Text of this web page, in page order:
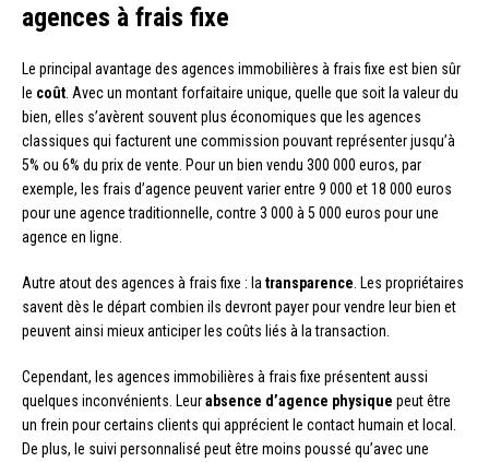
agences à frais fixe
Le principal avantage des agences immobilières à frais fixe est bien sûr
le coût . Avec un montant forfaitaire unique, quelle que soit la valeur du
bien, elles s’avèrent souvent plus économiques que les agences
classiques qui facturent une commission pouvant représenter jusqu’à
5% ou 6% du prix de vente. Pour un bien vendu 300 000 euros, par
exemple, les frais d’agence peuvent varier entre 9 000 et 18 000 euros
pour une agence traditionnelle, contre 3 000 à 5 000 euros pour une
agence en ligne.
Autre atout des agences à frais fixe : la transparence . Les propriétaires
savent dès le départ combien ils devront payer pour vendre leur bien et
peuvent ainsi mieux anticiper les coûts liés à la transaction.
Cependant, les agences immobilières à frais fixe présentent aussi
quelques inconvénients. Leurabsence d’agence physique peut être
un frein pour certains clients qui apprécient le contact humain et local.
De plus, le suivi personnalisé peut être moins poussé qu’avec une